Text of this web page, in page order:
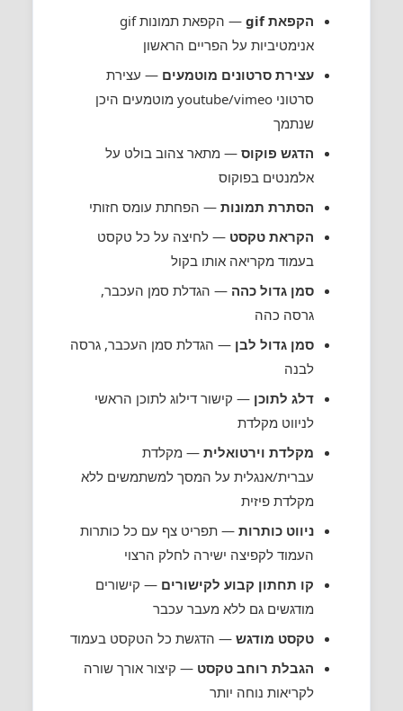
הקפאת gif
— הקפאת תמונות gif
אנימטיביות על הפריים הראשון
עצירת סרטונים מוטמעים — עצירת
סרטוני youtube/vimeo מוטמעים היכן
שנתמך
הדגש פוקוס— מתאר צהוב בולט על
אלמנטים בפוקוס
הסתרת תמונות— הפחתת עומס חזותי
הקראת טקסט — לחיצה על כל טקסט
בעמוד מקריאה אותו בקול
סמן גדול כהה — הגדלת סמן העכבר,
גרסה כהה
סמן גדול לבן — הגדלת סמן העכבר, גרסה
לבנה
דלג לתוכן — קישור דילוג לתוכן הראשי
לניווט מקלדת
מקלדת וירטואלית— מקלדת
עברית/אנגלית על המסך למשתמשים ללא
מקלדת פיזית
ניווט כותרות— תפריט צף עם כל כותרות
העמוד לקפיצה ישירה לחלק הרצוי
קו תחתון קבוע לקישורים — קישורים
מודגשים גם ללא מעבר עכבר
טקסט מודגש— הדגשת כל הטקסט בעמוד
הגבלת רוחב טקסט — קיצור אורך שורה
לקריאות נוחה יותר